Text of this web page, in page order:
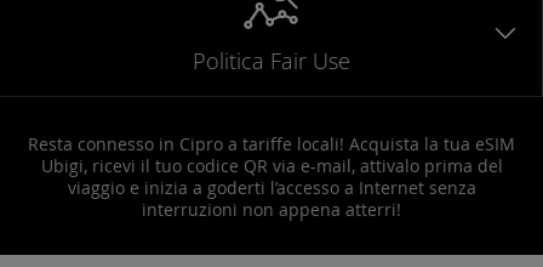
Politica Fair Use
Resta connesso in Cipro a tariffe locali! Acquista la tua eSIM
Ubigi, ricevi il tuo codice QR via e-mail, attivalo prima del
viaggio e inizia a goderti l’accesso a Internet senza
interruzioni non appena atterri!